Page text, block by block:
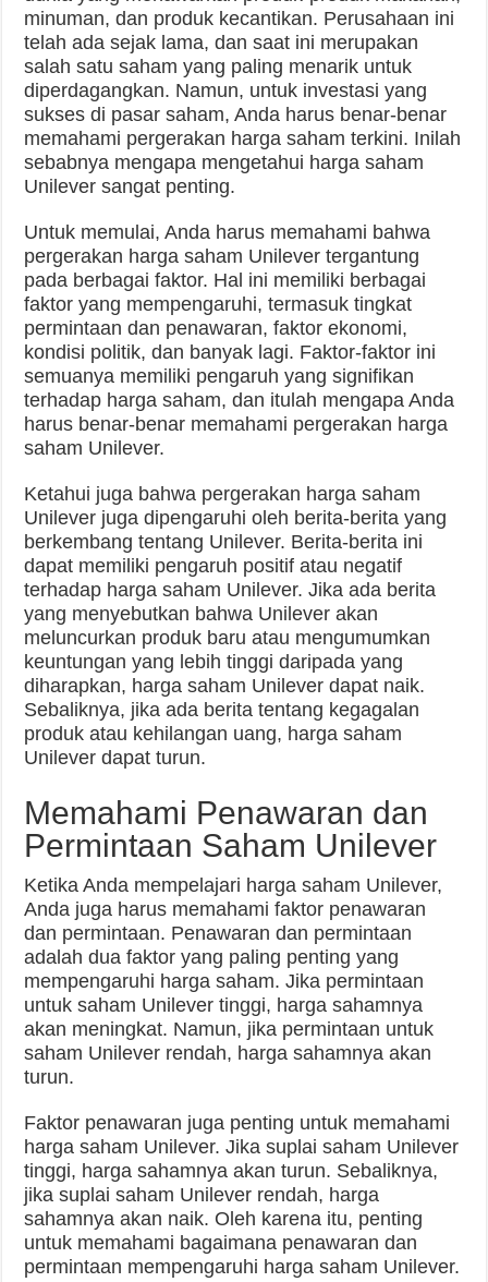
minuman, dan produk kecantikan. Perusahaan ini
telah ada sejak lama, dan saat ini merupakan
salah satu saham yang paling menarik untuk
diperdagangkan. Namun, untuk investasi yang
sukses di pasar saham, Anda harus benar-benar
memahami pergerakan harga saham terkini. Inilah
sebabnya mengapa mengetahui harga saham
Unilever sangat penting.
Untuk memulai, Anda harus memahami bahwa
pergerakan harga saham Unilever tergantung
pada berbagai faktor. Hal ini memiliki berbagai
faktor yang mempengaruhi, termasuk tingkat
permintaan dan penawaran, faktor ekonomi,
kondisi politik, dan banyak lagi. Faktor-faktor ini
semuanya memiliki pengaruh yang signifikan
terhadap harga saham, dan itulah mengapa Anda
harus benar-benar memahami pergerakan harga
saham Unilever.
Ketahui juga bahwa pergerakan harga saham
Unilever juga dipengaruhi oleh berita-berita yang
berkembang tentang Unilever. Berita-berita ini
dapat memiliki pengaruh positif atau negatif
terhadap harga saham Unilever. Jika ada berita
yang menyebutkan bahwa Unilever akan
meluncurkan produk baru atau mengumumkan
keuntungan yang lebih tinggi daripada yang
diharapkan, harga saham Unilever dapat naik.
Sebaliknya, jika ada berita tentang kegagalan
produk atau kehilangan uang, harga saham
Unilever dapat turun.
Memahami Penawaran dan
Permintaan Saham Unilever
Ketika Anda mempelajari harga saham Unilever,
Anda juga harus memahami faktor penawaran
dan permintaan. Penawaran dan permintaan
adalah dua faktor yang paling penting yang
mempengaruhi harga saham. Jika permintaan
untuk saham Unilever tinggi, harga sahamnya
akan meningkat. Namun, jika permintaan untuk
saham Unilever rendah, harga sahamnya akan
turun.
Faktor penawaran juga penting untuk memahami
harga saham Unilever. Jika suplai saham Unilever
tinggi, harga sahamnya akan turun. Sebaliknya,
jika suplai saham Unilever rendah, harga
sahamnya akan naik. Oleh karena itu, penting
untuk memahami bagaimana penawaran dan
permintaan mempengaruhi harga saham Unilever.